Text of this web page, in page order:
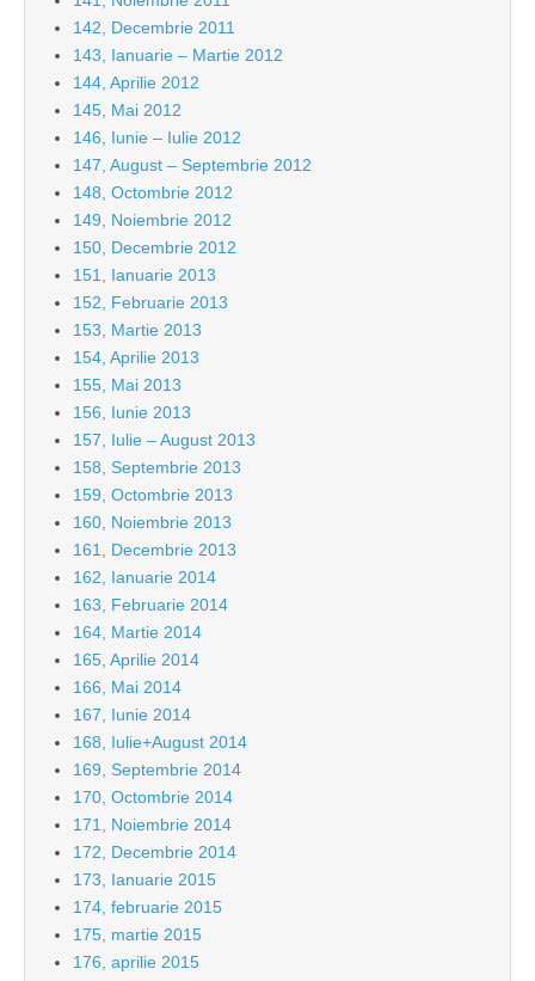
142, Decembrie 2011
143, Ianuarie – Martie 2012
144, Aprilie 2012
145, Mai 2012
146, Iunie – Iulie 2012
147, August – Septembrie 2012
148, Octombrie 2012
149, Noiembrie 2012
150, Decembrie 2012
151, Ianuarie 2013
152, Februarie 2013
153, Martie 2013
154, Aprilie 2013
155, Mai 2013
156, Iunie 2013
157, Iulie – August 2013
158, Septembrie 2013
159, Octombrie 2013
160, Noiembrie 2013
161, Decembrie 2013
162, Ianuarie 2014
163, Februarie 2014
164, Martie 2014
165, Aprilie 2014
166, Mai 2014
167, Iunie 2014
168, Iulie+August 2014
169, Septembrie 2014
170, Octombrie 2014
171, Noiembrie 2014
172, Decembrie 2014
173, Ianuarie 2015
174, februarie 2015
175, martie 2015
176, aprilie 2015